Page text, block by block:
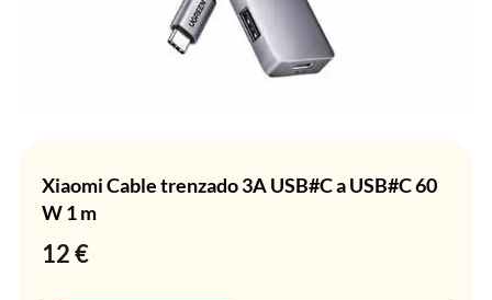
Xiaomi Cable trenzado 3A USB#C a USB#C 60
W 1 m
12€